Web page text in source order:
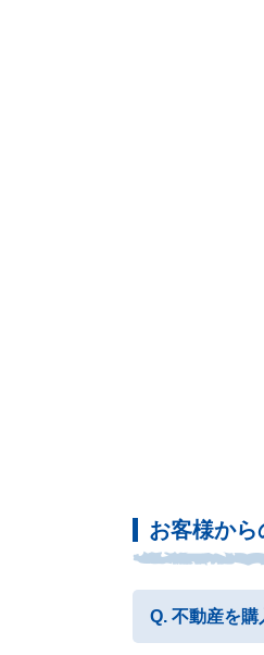
お客様から
不動産を購